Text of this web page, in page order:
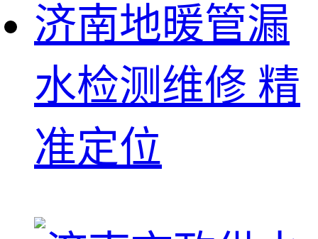
济南地暖管漏
水检测维修 精
准定位